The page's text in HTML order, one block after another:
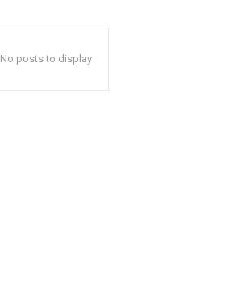
No posts to display